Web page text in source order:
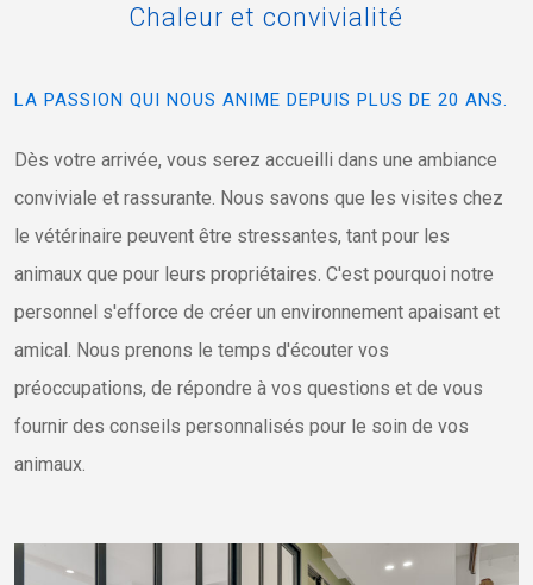
Chaleur et convivialité
LA PASSION QUI NOUS ANIME DEPUIS PLUS DE 20 ANS.
Dès votre arrivée, vous serez accueilli dans une ambiance
conviviale et rassurante. Nous savons que les visites chez
le vétérinaire peuvent être stressantes, tant pour les
animaux que pour leurs propriétaires. C'est pourquoi notre
personnel s'efforce de créer un environnement apaisant et
amical. Nous prenons le temps d'écouter vos
préoccupations, de répondre à vos questions et de vous
fournir des conseils personnalisés pour le soin de vos
animaux.